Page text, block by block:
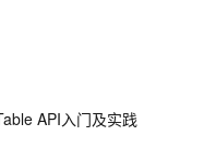
API入门及实践